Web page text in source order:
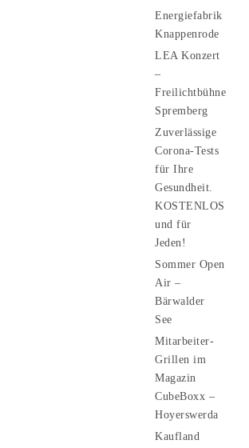
Energiefabrik
Knappenrode
LEA Konzert
–
Freilichtbühne
Spremberg
Zuverlässige
Corona-Tests
für Ihre
Gesundheit.
KOSTENLOS
und für
Jeden!
Sommer Open
Air –
Bärwalder
See
Mitarbeiter-
Grillen im
Magazin
CubeBoxx –
Hoyerswerda
Kaufland